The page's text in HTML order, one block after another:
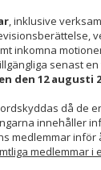
, inklusive
inkomna
senast
den 12 augusti
då de
innehåller
medlemmar inför
medlemmar i